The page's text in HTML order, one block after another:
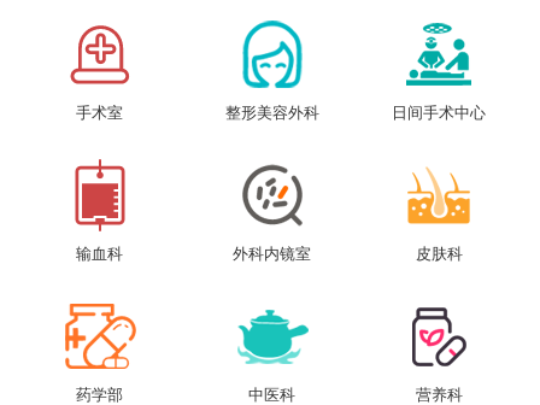
手术室 整形美容外科 日间手术中心
输血科 外科内镜室 皮肤科
药学部 中医科 营养科